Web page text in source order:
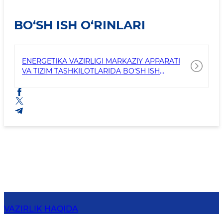
BO‘SH ISH O‘RINLARI
ENERGETIKA VAZIRLIGI MARKAZIY APPARATI
VA TIZIM TASHKILOTLARIDA BO‘SH ISH
HAMDA TAQDIM QILINISHI LOZIM BO‘LGAN
HUJJATLAR TO‘G‘RISIDA MA’LUMOT
VAZIRLIK HAQIDA